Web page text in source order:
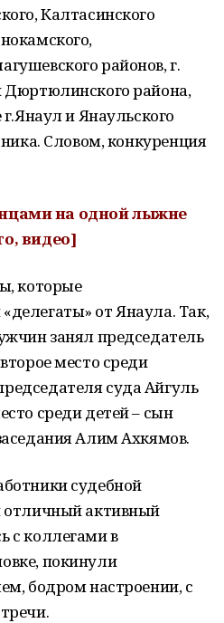
Калтасинского
районов, г.
района,
и Янаульского
Словом, конкуренция
на однойлыжне
видео]
которые
от Янаула. Так,
занял председатель
место среди
суда Айгуль
среди детей – сын
Алим Ахкямов.
судебной
отличный активный
с коллегами в
покинули
бодром настроении, с